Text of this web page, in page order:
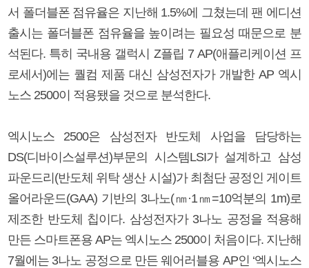
서 폴더블폰 점유율은 지난해 1.5%에 그쳤는데 팬 에디션
출시는 폴더블폰 점유율을 높이려는 필요성 때문으로 분
석된다. 특히 국내용 갤럭시 Z플립 7 AP(애플리케이션 프
로세서)에는 퀄컴 제품 대신 삼성전자가 개발한 AP 엑시
노스 2500이 적용됐을 것으로 분석한다.
엑시노스 2500은 삼성전자 반도체 사업을 담당하는
DS(디바이스설루션)부문의 시스템LSI가 설계하고 삼성
파운드리(반도체 위탁 생산 시설)가 최첨단 공정인 게이트
올어라운드(GAA) 기반의 3나노(㎚·1㎚=10억분의 1m)로
제조한 반도체 칩이다. 삼성전자가 3나노 공정을 적용해
만든 스마트폰용 AP는 엑시노스 2500이 처음이다. 지난해
7월에는 3나노 공정으로 만든 웨어러블용 AP인 ‘엑시노스